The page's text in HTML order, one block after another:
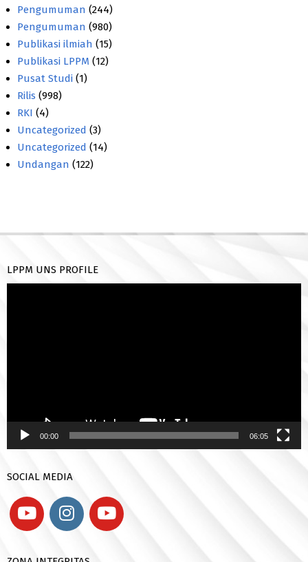
Pengumuman (244)
Pengumuman (980)
Publikasi ilmiah (15)
Publikasi LPPM (12)
Pusat Studi (1)
Rilis (998)
RKI (4)
Uncategorized (3)
Uncategorized (14)
Undangan (122)
LPPM UNS PROFILE
00:00 06:05
SOCIAL MEDIA